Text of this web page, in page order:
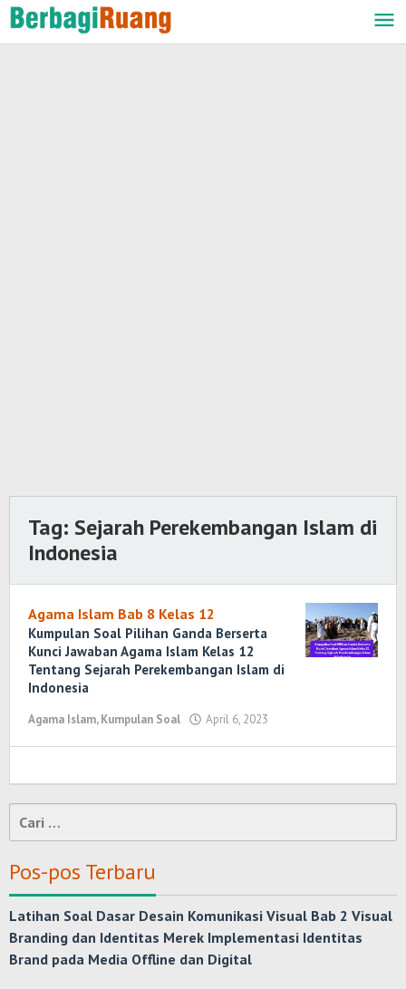
Lewati
ke
Tag: Sejarah Perekembangan Islam di
Indonesia
Agama Islam Bab 8 Kelas 12
Kumpulan Soal Pilihan Ganda Berserta
Kunci Jawaban Agama Islam Kelas 12
Tentang Sejarah Perekembangan Islam di
Indonesia
Agama Islam,Kumpulan Soal April 6, 2023
Cari
untuk:
Pos-pos Terbaru
Latihan Soal Dasar Desain Komunikasi Visual Bab 2 Visual
Branding dan Identitas Merek Implementasi Identitas
Brand pada Media Offline dan Digital